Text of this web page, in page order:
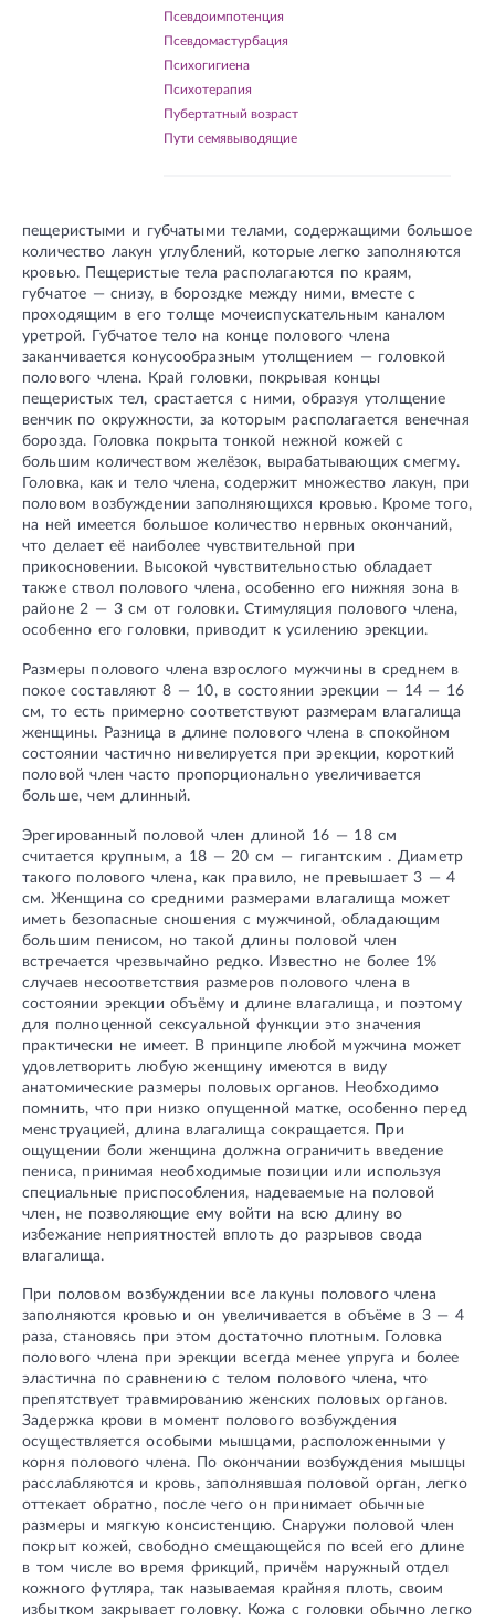
Псевдоимпотенция
Псевдомастурбация
Психогигиена
Психотерапия
Пубертатный возраст
Пути семявыводящие
пещеристыми и губчатыми телами, содержащими большое
количество лакун углублений, которые легко заполняются
кровью. Пещеристые тела располагаются по краям,
губчатое — снизу, в бороздке между ними, вместе с
проходящим в его толще мочеиспускательным каналом
уретрой. Губчатое тело на конце полового члена
заканчивается конусообразным утолщением — головкой
полового члена. Край головки, покрывая концы
пещеристых тел, срастается с ними, образуя утолщение
венчик по окружности, за которым располагается венечная
борозда. Головка покрыта тонкой нежной кожей с
большим количеством желёзок, вырабатывающих смегму.
Головка, как и тело члена, содержит множество лакун, при
половом возбуждении заполняющихся кровью. Кроме того,
на ней имеется большое количество нервных окончаний,
что делает её наиболее чувствительной при
прикосновении. Высокой чувствительностью обладает
также ствол полового члена, особенно его нижняя зона в
районе 2 — 3 см от головки. Стимуляция полового члена,
особенно его головки, приводит к усилению эрекции.
Размеры полового члена взрослого мужчины в среднем в
покое составляют 8 — 10, в состоянии эрекции — 14 — 16
см, то есть примерно соответствуют размерам влагалища
женщины. Разница в длине полового члена в спокойном
состоянии частично нивелируется при эрекции, короткий
половой член часто пропорционально увеличивается
больше, чем длинный.
Эрегированный половой член длиной 16 — 18 см
считается крупным, а 18 — 20 см — гигантским . Диаметр
такого полового члена, как правило, не превышает 3 — 4
см. Женщина со средними размерами влагалища может
иметь безопасные сношения с мужчиной, обладающим
большим пенисом, но такой длины половой член
встречается чрезвычайно редко. Известно не более 1%
случаев несоответствия размеров полового члена в
состоянии эрекции объёму и длине влагалища, и поэтому
для полноценной сексуальной функции это значения
практически не имеет. В принципе любой мужчина может
удовлетворить любую женщину имеются в виду
анатомические размеры половых органов. Необходимо
помнить, что при низко опущенной матке, особенно перед
менструацией, длина влагалища сокращается. При
ощущении боли женщина должна ограничить введение
пениса, принимая необходимые позиции или используя
специальные приспособления, надеваемые на половой
член, не позволяющие ему войти на всю длину во
избежание неприятностей вплоть до разрывов свода
влагалища.
При половом возбуждении все лакуны полового члена
заполняются кровью и он увеличивается в объёме в 3 — 4
раза, становясь при этом достаточно плотным. Головка
полового члена при эрекции всегда менее упруга и более
эластична по сравнению с телом полового члена, что
препятствует травмированию женских половых органов.
Задержка крови в момент полового возбуждения
осуществляется особыми мышцами, расположенными у
корня полового члена. По окончании возбуждения мышцы
расслабляются и кровь, заполнявшая половой орган, легко
оттекает обратно, после чего он принимает обычные
размеры и мягкую консистенцию. Снаружи половой член
покрыт кожей, свободно смещающейся по всей его длине
в том числе во время фрикций, причём наружный отдел
кожного футляра, так называемая крайняя плоть, своим
избытком закрывает головку. Кожа с головки обычно легко